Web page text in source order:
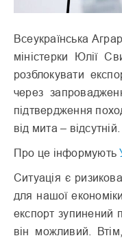
Всеукраїнська
міністерки Юлії
розблокувати
через
підтвердження
від мита – відсутній.
Про це інформують
Ситуація є
для нашої
експорт зупинений
він можливий.